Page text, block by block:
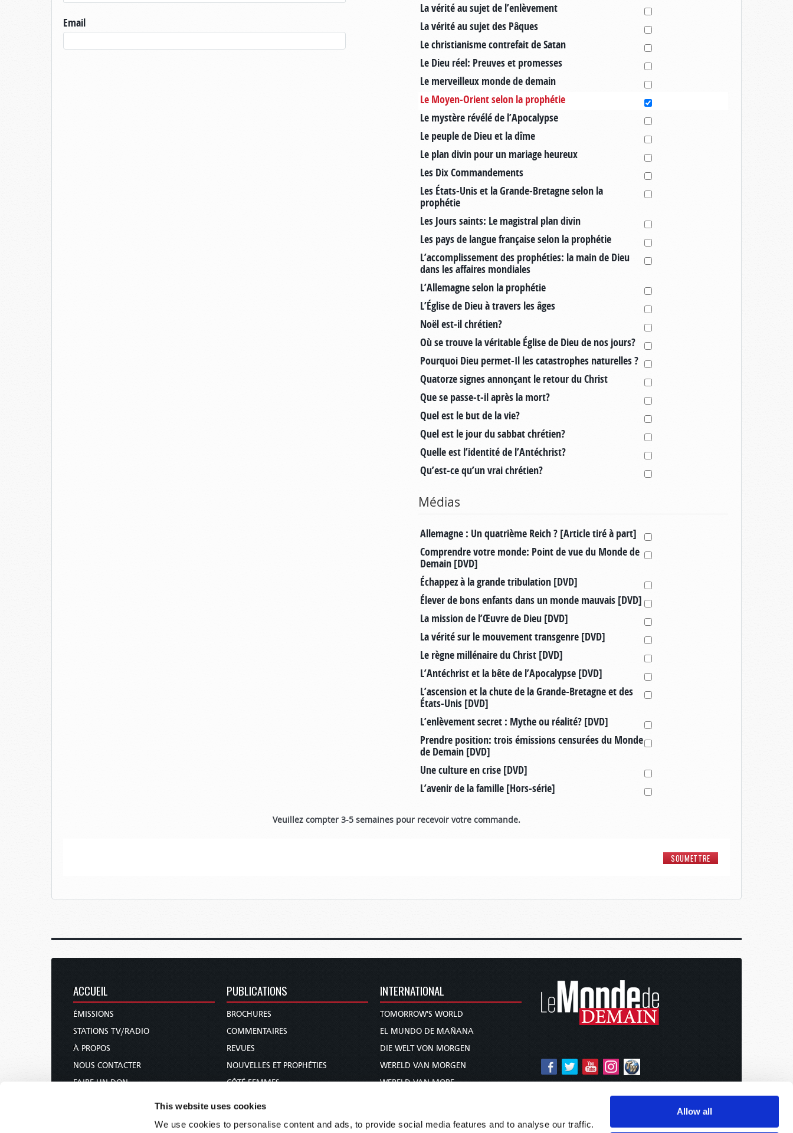
This website uses cookies
We use cookies to personalise content and ads, to provide social media features and to analyse our traffic.
Allow all
Email
La vérité au sujet de l’enlèvement
La vérité au sujet des Pâques
Le christianisme contrefait de Satan
Le Dieu réel: Preuves et promesses
Le merveilleux monde de demain
Le Moyen-Orient selon la prophétie
Le mystère révélé de l’Apocalypse
Le peuple de Dieu et la dîme
Le plan divin pour un mariage heureux
Les Dix Commandements
Les États-Unis et la Grande-Bretagne selon la
prophétie
Les Jours saints: Le magistral plan divin
Les pays de langue française selon la prophétie
L’accomplissement des prophéties: la main de Dieu
dans les affaires mondiales
L’Allemagne selon la prophétie
L’Église de Dieu à travers les âges
Noël est-il chrétien?
Où se trouve la véritable Église de Dieu de nos jours?
Pourquoi Dieu permet-Il les catastrophes naturelles ?
Quatorze signes annonçant le retour du Christ
Que se passe-t-il après la mort?
Quel est le but de la vie?
Quel est le jour du sabbat chrétien?
Quelle est l’identité de l’Antéchrist?
Qu’est-ce qu’un vrai chrétien?
Médias
Allemagne : Un quatrième Reich ? [Article tiré à part]
Comprendre votre monde: Point de vue du Monde de
Demain [DVD]
Échappez à la grande tribulation [DVD]
Élever de bons enfants dans un monde mauvais [DVD]
La mission de l’Œuvre de Dieu [DVD]
La vérité sur le mouvement transgenre [DVD]
Le règne millénaire du Christ [DVD]
L’Antéchrist et la bête de l’Apocalypse [DVD]
L’ascension et la chute de la Grande-Bretagne et des
États-Unis [DVD]
L’enlèvement secret : Mythe ou réalité? [DVD]
Prendre position: trois émissions censurées du Monde
de Demain [DVD]
Une culture en crise [DVD]
L’avenir de la famille [Hors-série]
Veuillez compter 3-5 semaines pour recevoir votre commande.
ACCUEIL
ÉMISSIONS
STATIONS TV/RADIO
À PROPOS
NOUS CONTACTER
FAIRE UN DON
CALENDRIER DES FÊTES
PUBLICATIONS
BROCHURES
COMMENTAIRES
REVUES
NOUVELLES ET PROPHÉTIES
CÔTÉ FEMMES
COURS DE BIBLE
INTERNATIONAL
TOMORROW'S WORLD
EL MUNDO DE MAÑANA
DIE WELT VON MORGEN
WERELD VAN MORGEN
WERELD VAN MORE